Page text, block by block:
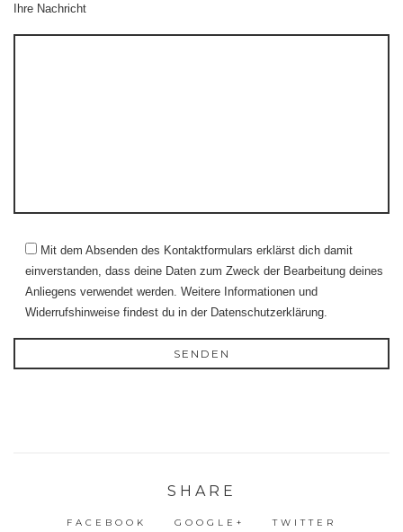
Ihre Nachricht
Mit dem Absenden des Kontaktformulars erklärst dich damit
einverstanden, dass deine Daten zum Zweck der Bearbeitung deines
Anliegens verwendet werden. Weitere Informationen und
Widerrufshinweise findest du in der Datenschutzerklärung.
SHARE
FACEBOOK GOOGLE+
TWITTER